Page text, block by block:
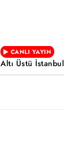
CANLI YAYIN
Altı Üstü İstanbul